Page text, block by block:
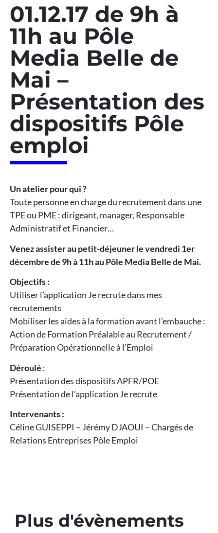
01.12.17 de 9h à
11h au Pôle
Media Belle de
Mai –
Présentation des
dispositifs Pôle
emploi
Un atelier pour qui ?
Toute personne en charge du recrutement dans une
TPE ou PME : dirigeant, manager, Responsable
Administratif et Financier…
Venez assister au petit-déjeuner le vendredi 1er
décembre de 9h à 11h au Pôle Media Belle de Mai.
Objectifs :
Utiliser l’application Je recrute dans mes
recrutements
Mobiliser les aides à la formation avant l’embauche :
Action de Formation Préalable au Recrutement /
Préparation Opérationnelle à l’Emploi
Déroulé :
Présentation des dispositifs APFR/POE
Présentation de l’application Je recrute
Intervenants :
Céline GUISEPPI – Jérémy DJAOUI – Chargés de
Relations Entreprises Pôle Emploi
Plus d'évènements​